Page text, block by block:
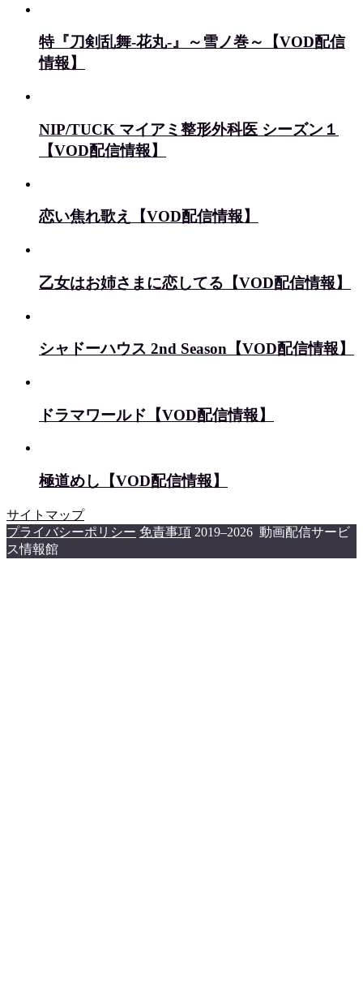
特『刀剣乱舞-花丸-』～雪ノ巻～【VOD配信
情報】
NIP/TUCK マイアミ整形外科医 シーズン１
【VOD配信情報】
恋い焦れ歌え【VOD配信情報】
乙女はお姉さまに恋してる【VOD配信情報】
シャドーハウス 2nd Season【VOD配信情報】
ドラマワールド【VOD配信情報】
極道めし【VOD配信情報】
サイトマップ
プライバシーポリシー 免責事項 2019–2026 動画配信サービ
ス情報館